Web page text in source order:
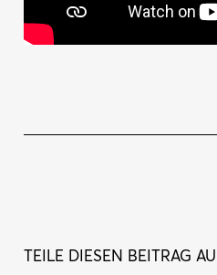
TEILE DIESEN BEITRAG